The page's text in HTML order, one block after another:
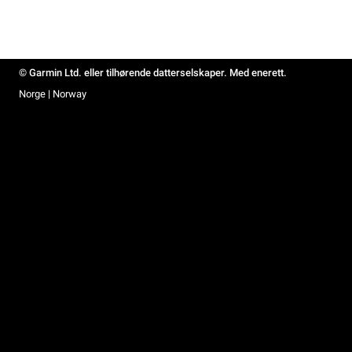
© Garmin Ltd. eller tilhørende datterselskaper. Med enerett.
Norge | Norway